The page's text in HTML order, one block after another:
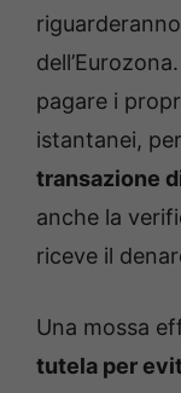
pagare i
istantanei, per
transazione
anche la
riceve il
Una mossa
tutela per